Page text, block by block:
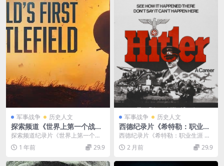
军事战争 历史人文
探索频道《世界上第一个战场
World’s First Battlefield 20
23》英语中英双字 无水印纯净
版 1080P/MKV/3.79G 古老的
探索频道纪录片《世界上第一个战
场 World’s First Bat...
1 年前 29.9
军事战争 历史人文
西德纪录片《希特勒：职业生
涯 Hitler: A Career 1978》全
3集 英语中英双字 无水印纯净
版 高码1080P/MKV/21G 希特
西德纪录片《希特勒：职业生涯 Hit
ler: A Career 1978》介绍 ...
2 月前 29.9